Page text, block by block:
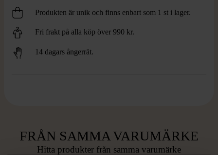
Produkten är unik och finns enbart som 1 st i lager.
Fri frakt på alla köp över 990 kr.
14 dagars ångerrät.
FRÅN SAMMA VARUMÄRKE
Hitta produkter från samma varumärke